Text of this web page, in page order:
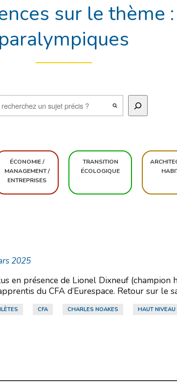
sur le thème
paralympiques
ÉCONOMIE /
MANAGEMENT /
ENTREPRISES
TRANSITION
ÉCOLOGIQUE
2025
en présence de Lionel Dixneuf
du CFA d’Eurespace. Retour sur le
CFA CHARLES NOAKES HAUT NIVEAU